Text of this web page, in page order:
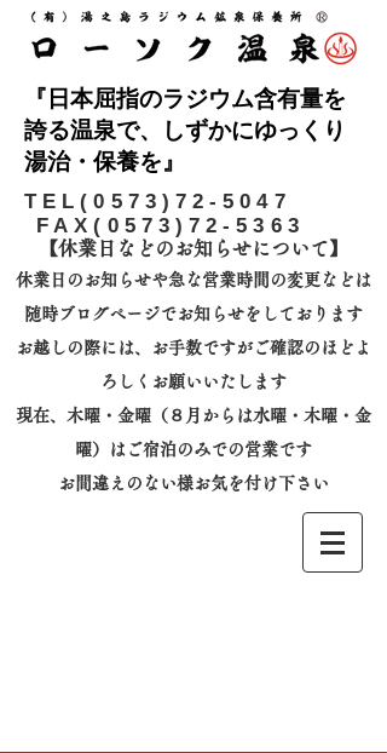
『日本屈指のラジウム含有量を
誇る温泉で、しずかにゆっくり
湯治・保養を』
​TEL(0573)72-5047
FAX(0573)72-5363
【休業日などのお知らせについて】​
休業日のお知らせや急な営業時間の変更などは
随時ブログページでお知らせをしております
お越しの際には、
お手数ですがご確認のほどよ
ろしくお願いいたします
​現在、木曜・金曜（８月からは水曜・木曜・金
曜）はご宿泊のみでの営業です
お間違えのない様お気を付け下さい